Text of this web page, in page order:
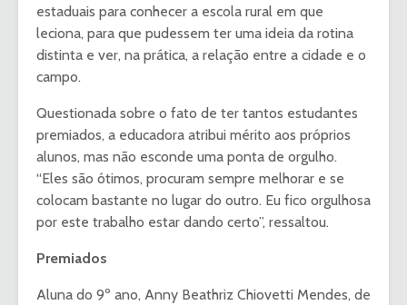
estaduais para conhecer a escola rural em que
leciona, para que pudessem ter uma ideia da rotina
distinta e ver, na prática, a relação entre a cidade e o
campo.
Questionada sobre o fato de ter tantos estudantes
premiados, a educadora atribui mérito aos próprios
alunos, mas não esconde uma ponta de orgulho.
“Eles são ótimos, procuram sempre melhorar e se
colocam bastante no lugar do outro. Eu fico orgulhosa
por este trabalho estar dando certo”, ressaltou.
Premiados
Aluna do 9º ano, Anny Beathriz Chiovetti Mendes, de